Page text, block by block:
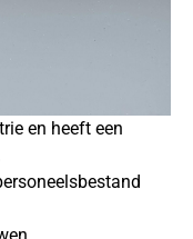
en heeft een